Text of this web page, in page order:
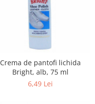
Crema de pantofi lichida
Bright, alb, 75 ml
6,49 Lei